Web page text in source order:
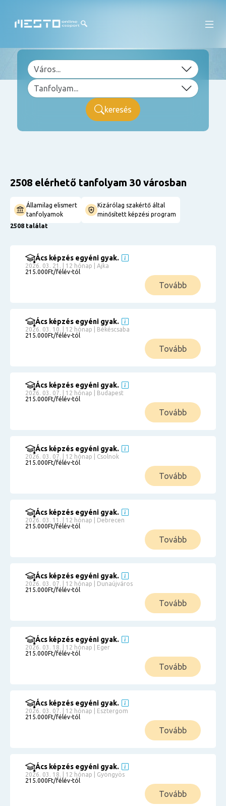
keresés
2508 elérhető tanfolyam 30 városban
Államilag elismert
tanfolyamok
Kizárólag szakértő által
minősített képzési program
2508 találat
Ács képzés egyéni gyak.
2026. 03. 21. | 12 hónap | Ajka
215.000Ft/félév-tól
Tovább
Ács képzés egyéni gyak.
2026. 03. 10. | 12 hónap | Békéscsaba
215.000Ft/félév-tól
Tovább
Ács képzés egyéni gyak.
2026. 03. 07. | 12 hónap | Budapest
215.000Ft/félév-tól
Tovább
Ács képzés egyéni gyak.
2026. 03. 07. | 12 hónap | Csolnok
215.000Ft/félév-tól
Tovább
Ács képzés egyéni gyak.
2026. 03. 11. | 12 hónap | Debrecen
215.000Ft/félév-tól
Tovább
Ács képzés egyéni gyak.
2026. 03. 07. | 12 hónap | Dunaújváros
215.000Ft/félév-tól
Tovább
Ács képzés egyéni gyak.
2026. 03. 18. | 12 hónap | Eger
215.000Ft/félév-tól
Tovább
Ács képzés egyéni gyak.
2026. 03. 07. | 12 hónap | Esztergom
215.000Ft/félév-tól
Tovább
Ács képzés egyéni gyak.
2026. 03. 18. | 12 hónap | Gyöngyös
215.000Ft/félév-tól
Tovább